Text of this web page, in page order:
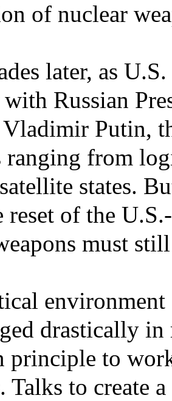
of nuclear
later, as
Russian
Putin,
ranging from
states.
reset of the
must
drastically
principle to
Talks to create